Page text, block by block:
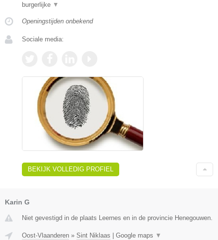
burgerlijke ▼
Openingstijden onbekend
Sociale media:
BEKIJK VOLLEDIG PROFIEL
Karin G
Niet gevestigd in de plaats Leernes en in de provincie Henegouwen.
Oost-Vlaanderen » Sint Niklaas Google maps ▼